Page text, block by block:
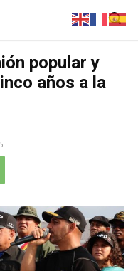
popular y
años a la